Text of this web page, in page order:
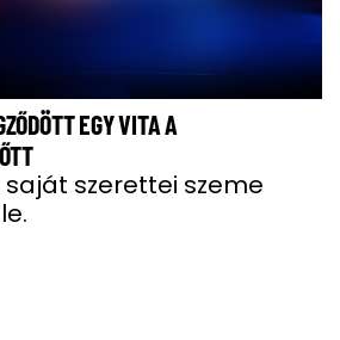
EGY VITA A
szerettei szeme